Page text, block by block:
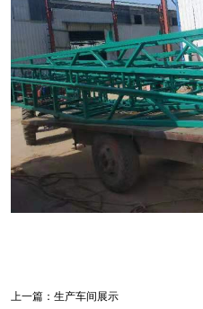
上一篇： 生产车间展示